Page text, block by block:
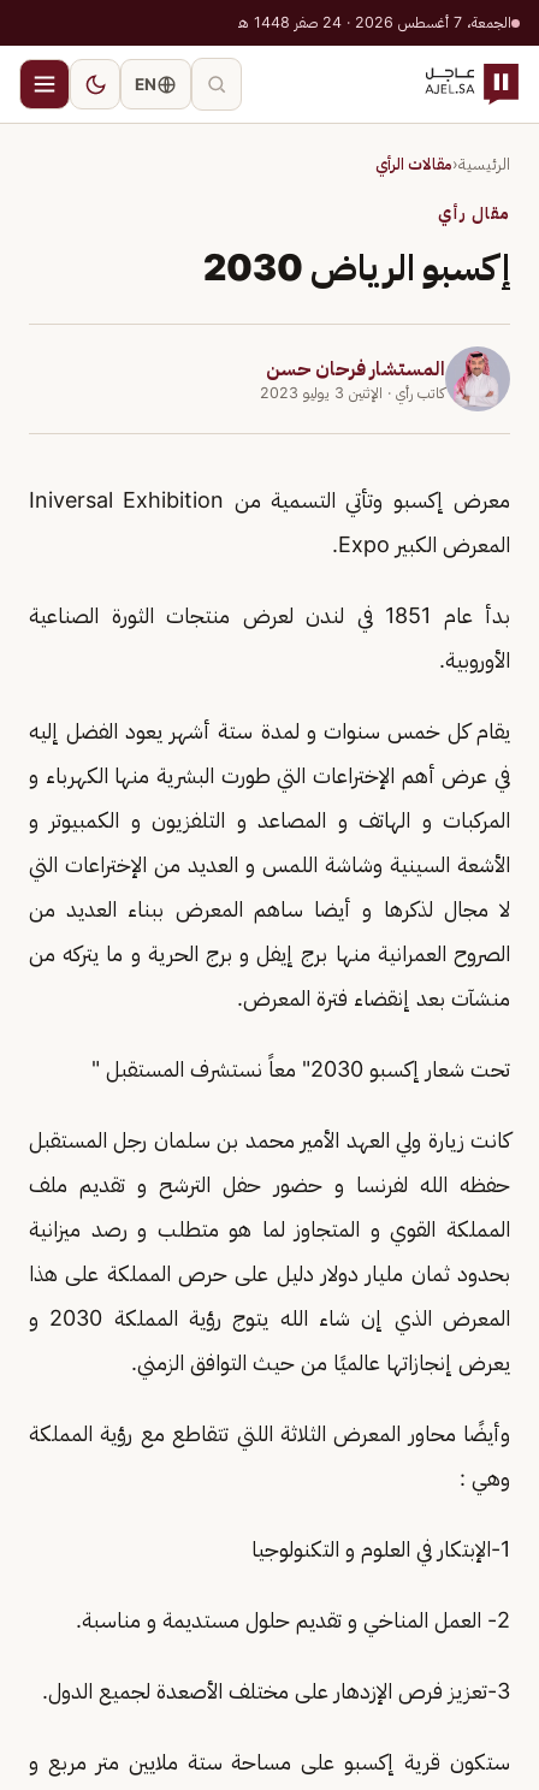
الجمعة، 7 أغسطس 2026 · 24 صفر 1448 هـ
EN
الرئيسية‹مقالات الرأي
مقال رأي
إكسبو الرياض 2030
المستشار فرحان حسن
كاتب رأي · الإثنين 3 يوليو 2023
معرض إكسبو وتأتي التسمية من Iniversal Exhibition
المعرض الكبير Expo.
بدأ عام 1851 في لندن لعرض منتجات الثورة الصناعية
الأوروبية.
يقام كل خمس سنوات و لمدة ستة أشهر يعود الفضل إليه
في عرض أهم الإختراعات التي طورت البشرية منها الكهرباء و
المركبات و الهاتف و المصاعد و التلفزيون و الكمبيوتر و
الأشعة السينية وشاشة اللمس و العديد من الإختراعات التي
لا مجال لذكرها و أيضا ساهم المعرض ببناء العديد من
الصروح العمرانية منها برج إيفل و برج الحرية و ما يتركه من
منشآت بعد إنقضاء فترة المعرض.
تحت شعار إكسبو 2030" معاً نستشرف المستقبل "
كانت زيارة ولي العهد الأمير محمد بن سلمان رجل المستقبل
حفظه الله لفرنسا و حضور حفل الترشح و تقديم ملف
المملكة القوي و المتجاوز لما هو متطلب و رصد ميزانية
بحدود ثمان مليار دولار دليل على حرص المملكة على هذا
المعرض الذي إن شاء الله يتوج رؤية المملكة 2030 و
يعرض إنجازاتها عالميًا من حيث التوافق الزمني.
وأيضًا محاور المعرض الثلاثة اللتي تتقاطع مع رؤية المملكة
وهي :
1-الإبتكار في العلوم و التكنولوجيا
2- العمل المناخي و تقديم حلول مستديمة و مناسبة.
3-تعزيز فرص الإزدهار على مختلف الأصعدة لجميع الدول.
ستكون قرية إكسبو على مساحة ستة ملايين متر مربع و